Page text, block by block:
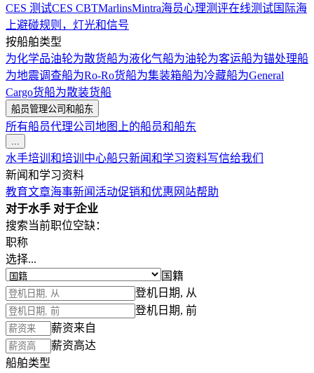
CES 测试CES CBTMarlinsMintra海员心理测评在线测试国际海
上避碰规则，灯光和信号
按船舶类型
为化学品油轮为散货船为液化气船为油轮为客运船为锚处理船
为地震调查船为Ro-Ro货船为集装箱船为冷藏船为General
Cargo货船为散装货船
船员管理公司和船东
所有船员代理公司地图上的船员和船东
...
水手培训和培训中心船只新闻和学习资料写信给我们
新闻和学习资料
教育文章海事新闻活动促销和优惠 网站帮助
对于水手 对于企业
搜索当前职位空缺：
职称
选择...
国籍
登机日期, 从
登机日期, 前
薪资来自
薪资高达
船舶类型